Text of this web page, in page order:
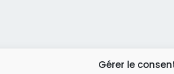
Gérer le